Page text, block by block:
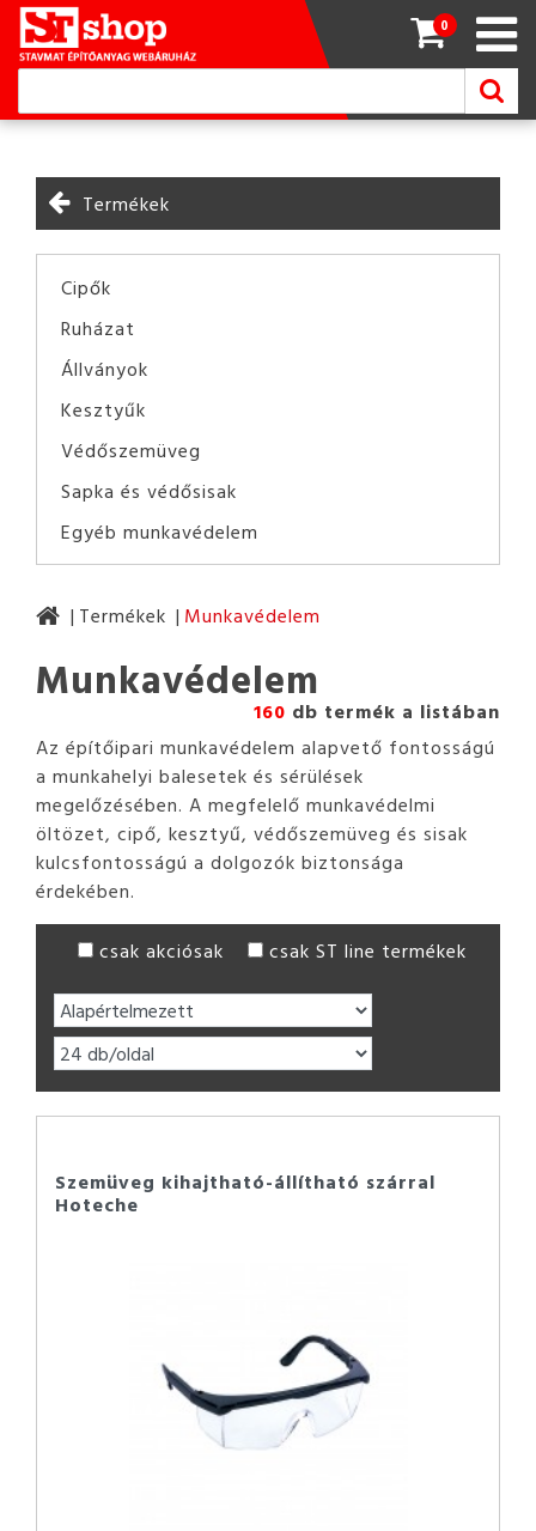
0
Termékek
Cipők
Ruházat
Állványok
Kesztyűk
Védőszemüveg
Sapka és védősisak
Egyéb munkavédelem
Termékek Munkavédelem
Munkavédelem
160 db termék a listában
Az építőipari munkavédelem alapvető fontosságú
a munkahelyi balesetek és sérülések
megelőzésében. A megfelelő munkavédelmi
öltözet, cipő, kesztyű, védőszemüveg és sisak
kulcsfontosságú a dolgozók biztonsága
érdekében.
csak akciósak csak ST line termékek
Szemüveg kihajtható-állítható szárral
Hoteche